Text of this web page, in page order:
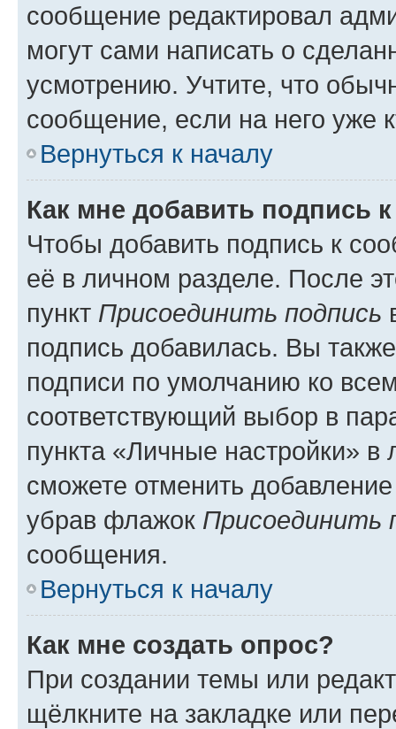
сообщение редактировал
могут сами написать о
усмотрению. Учтите, что
сообщение, если на него уже
Вернуться к началу
Как мне добавить подпись
Чтобы добавить подпись к
её в личном разделе. После
пункт Присоединить подпись
подпись добавилась. Вы
подписи по умолчанию ко
соответствующий выбор в
пункта «Личные настройки»
сможете отменить
убрав флажок Присоединить
сообщения.
Вернуться к началу
Как мне создать опрос?
При создании темы или
щёлкните на закладке или